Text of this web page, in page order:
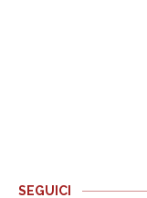
SEGUICI